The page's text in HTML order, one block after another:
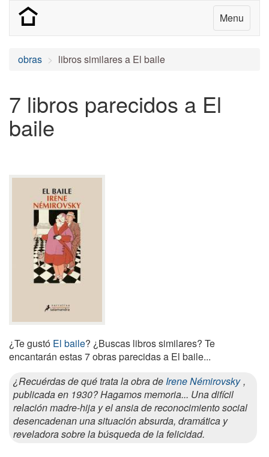
Menu
obras libros similares a El baile
7 libros parecidos a El
baile
¿Te gustó El baile? ¿Buscas libros similares? Te
encantarán estas 7 obras parecidas a El baile...
¿Recuérdas de qué trata la obra de Irene Némirovsky ,
publicada en 1930? Hagamos memoria... Una difícil
relación madre-hija y el ansia de reconocimiento social
desencadenan una situación absurda, dramática y
reveladora sobre la búsqueda de la felicidad.